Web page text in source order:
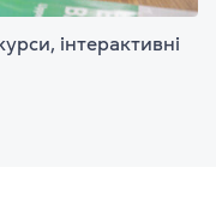
інтерактивні